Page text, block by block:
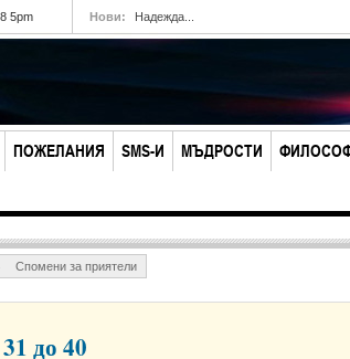
5pm Нови: Надежда...
ПОЖЕЛАНИЯ SMS-И МЪДРОСТИ
Спомени за приятели
до 40